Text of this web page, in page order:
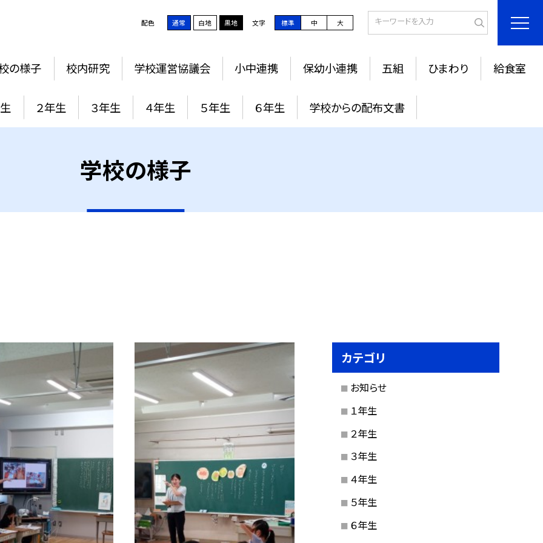
配色 通常 白地 黒地 文字 標準 中 大
の様子 校内研究 学校運営協議会 小中連携 保幼小連携 五組 ひまわり 給食室
２年生 ３年生 ４年生 ５年生 ６年生 学校からの配布文書
学校の様子
カテゴリ
お知らせ
１年生
２年生
３年生
４年生
５年生
６年生